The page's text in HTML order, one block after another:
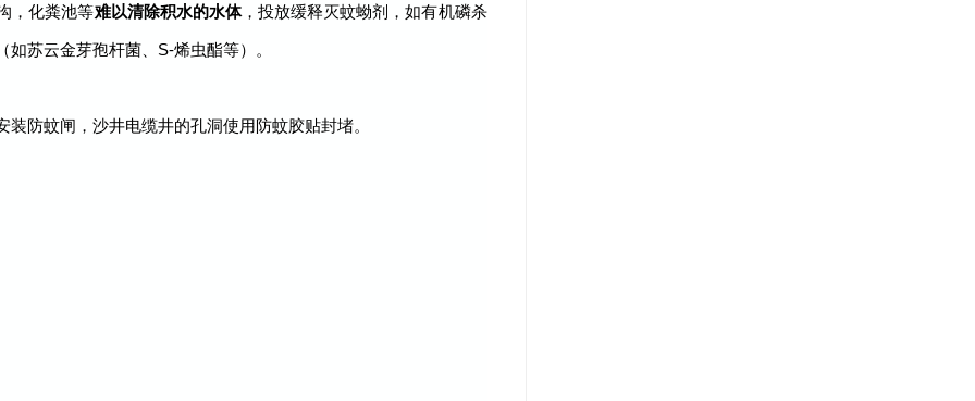
，化粪池等难以清除积水的水体，投放缓释灭蚊蚴剂，如有机磷杀
苏云金芽孢杆菌、S-烯虫酯等）。
装防蚊闸，沙井电缆井的孔洞使用防蚊胶贴封堵。